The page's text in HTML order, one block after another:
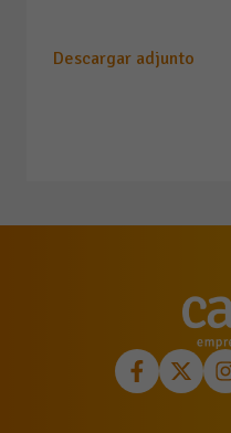
Descargar adjunto